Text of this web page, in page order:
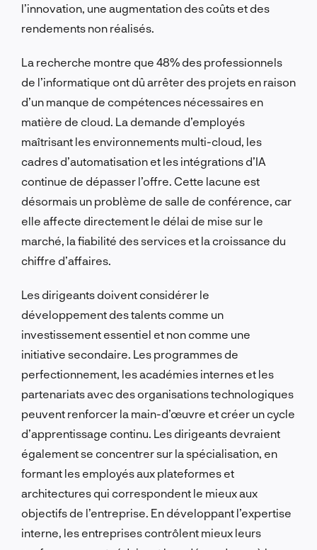
l’innovation, une augmentation des coûts et des
rendements non réalisés.
La recherche montre que 48% des professionnels
de l’informatique ont dû arrêter des projets en raison
d’un manque de compétences nécessaires en
matière de cloud. La demande d’employés
maîtrisant les environnements multi-cloud, les
cadres d’automatisation et les intégrations d’IA
continue de dépasser l’offre. Cette lacune est
désormais un problème de salle de conférence, car
elle affecte directement le délai de mise sur le
marché, la fiabilité des services et la croissance du
chiffre d’affaires.
Les dirigeants doivent considérer le
développement des talents comme un
investissement essentiel et non comme une
initiative secondaire. Les programmes de
perfectionnement, les académies internes et les
partenariats avec des organisations technologiques
peuvent renforcer la main-d’œuvre et créer un cycle
d’apprentissage continu. Les dirigeants devraient
également se concentrer sur la spécialisation, en
formant les employés aux plateformes et
architectures qui correspondent le mieux aux
objectifs de l’entreprise. En développant l’expertise
interne, les entreprises contrôlent mieux leurs